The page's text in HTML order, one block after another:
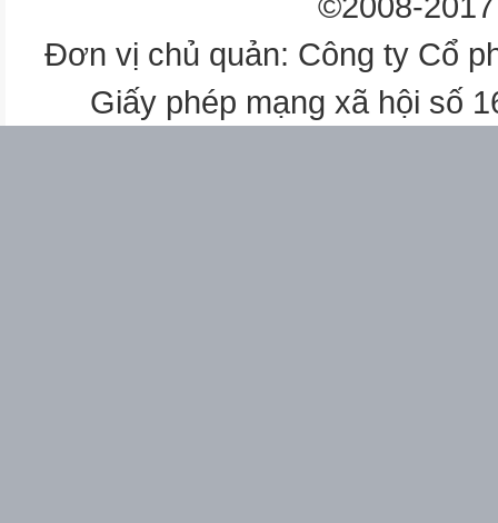
Đơn vị chủ quản: Công ty Cổ
Giấy phép mạng xã hội số